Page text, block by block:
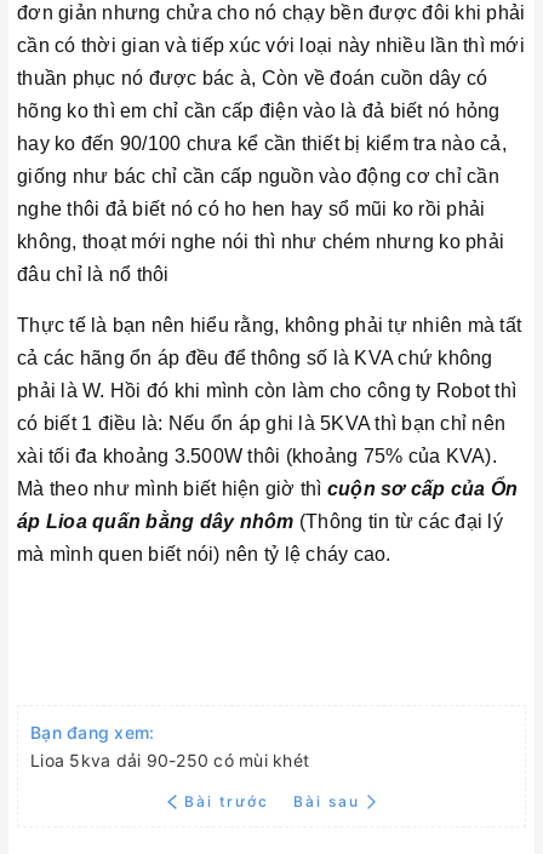
đơn giản nhưng chửa cho nó chạy bền được đôi khi phải
cần có thời gian và tiếp xúc với loại này nhiều lần thì mới
thuần phục nó được bác à, Còn về đoán cuồn dây có
hõng ko thì em chỉ cần cấp điện vào là đả biết nó hỏng
hay ko đến 90/100 chưa kể cần thiết bị kiểm tra nào cả,
giống như bác chỉ cần cấp nguồn vào động cơ chỉ cần
nghe thôi đả biết nó có ho hen hay sổ mũi ko rồi phải
không, thoạt mới nghe nói thì như chém nhưng ko phải
đâu chỉ là nổ thôi
Thực tế là bạn nên hiểu rằng, không phải tự nhiên mà tất
cả các hãng ổn áp đều để thông số là KVA chứ không
phải là W. Hồi đó khi mình còn làm cho công ty Robot thì
có biết 1 điều là: Nếu ổn áp ghi là 5KVA thì bạn chỉ nên
xài tối đa khoảng 3.500W thôi (khoảng 75% của KVA).
Mà theo như mình biết hiện giờ thì cuộn sơ cấp của Ổn
áp Lioa quấn bằng dây nhôm (Thông tin từ các đại lý
mà mình quen biết nói) nên tỷ lệ cháy cao.
Bạn đang xem:
Lioa 5kva dải 90-250 có mùi khét
Bài trước Bài sau